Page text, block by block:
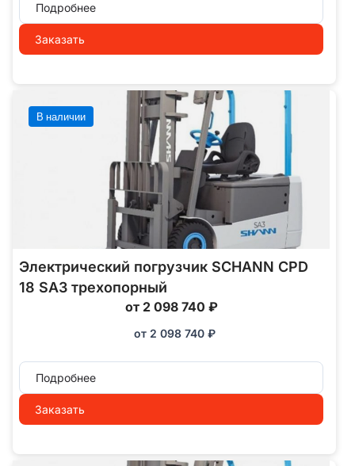
Подробнее
Заказать
В наличии
Электрический погрузчик SCHANN CPD
18 SA3 трехопорный
от 2 098 740 ₽
от 2 098 740 ₽
Подробнее
Заказать